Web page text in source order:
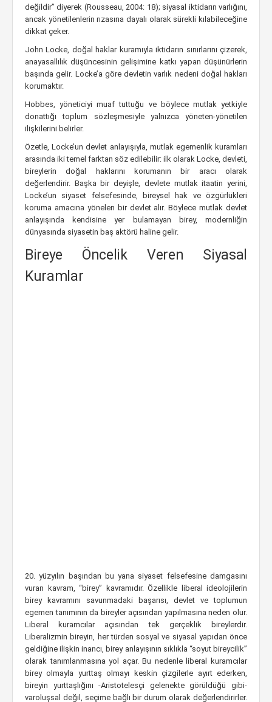
değildir” diyerek (Rousseau, 2004: 18); siyasal iktidarın varlığını,
ancak yönetilenlerin rızasına dayalı olarak sürekli kılabileceğine
dikkat çeker.
John Locke, doğal haklar kuramıyla iktidarın sınırlarını çizerek,
anayasallılık düşüncesinin gelişimine katkı yapan düşünürlerin
başında gelir. Locke’a göre devletin varlık nedeni doğal hakları
korumaktır.
Hobbes, yöneticiyi muaf tuttuğu ve böylece mutlak yetkiyle
donattığı toplum sözleşmesiyle yalnızca yöneten-yönetilen
ilişkilerini belirler.
Özetle, Locke’un devlet anlayışıyla, mutlak egemenlik kuramları
arasında iki temel farktan söz edilebilir: ilk olarak Locke, devleti,
bireylerin doğal haklarını korumanın bir aracı olarak
değerlendirir. Başka bir deyişle, devlete mutlak itaatin yerini,
Locke’un siyaset felsefesinde, bireysel hak ve özgürlükleri
koruma amacına yönelen bir devlet alır. Böylece mutlak devlet
anlayışında kendisine yer bulamayan birey, modernliğin
dünyasında siyasetin baş aktörü haline gelir.
Bireye Öncelik Veren Siyasal
Kuramlar
20. yüzyılın başından bu yana siyaset felsefesine damgasını
vuran kavram, “birey” kavramıdır. Özellikle liberal ideolojilerin
birey kavramını savunmadaki başarısı, devlet ve toplumun
egemen tanımının da bireyler açısından yapılmasına neden olur.
Liberal kuramcılar açısından tek gerçeklik bireylerdir.
Liberalizmin bireyin, her türden sosyal ve siyasal yapıdan önce
geldiğine ilişkin inancı, birey anlayışının sıklıkla “soyut bireycilik”
olarak tanımlanmasına yol açar. Bu nedenle liberal kuramcılar
birey olmayla yurttaş olmayı keskin çizgilerle ayırt ederken,
bireyin yurttaşlığını -Aristotelesçi gelenekte görüldüğü gibi-
varoluşsal değil, seçime bağlı bir durum olarak değerlendirirler.